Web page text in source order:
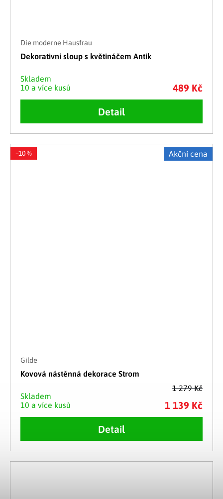
Die moderne Hausfrau
Dekorativní sloup s květináčem Antik
Skladem
10 a více kusů
489 Kč
Detail
Akční cena
1 279 Kč
–10 %
Gilde
Kovová nástěnná dekorace Strom
Skladem
10 a více kusů
1 139 Kč
Detail